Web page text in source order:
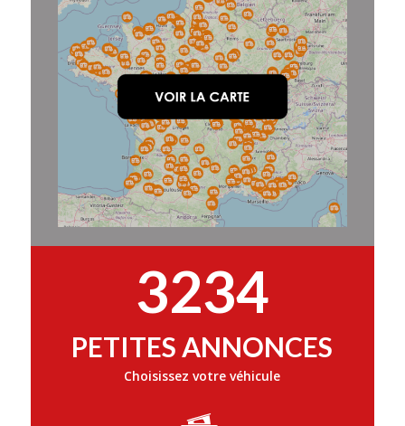
3234
PETITES ANNONCES
Choisissez votre véhicule